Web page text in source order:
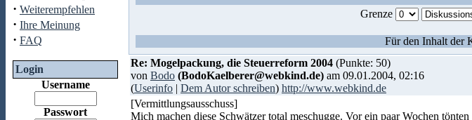
· Weiterempfehlen
· Ihre Meinung
· FAQ
Login
Username
Passwort
Grenze
Für den Inhalt der
Re: Mogelpackung, die Steuerreform 2004 (Punkte: 50)
von Bodo (BodoKaelberer@webkind.de) am 09.01.2004, 02:16
(Userinfo | Dem Autor schreiben) http://www.webkind.de
[Vermittlungsausschuss]
Mich machen diese Schwätzer total meschugge. Vor ein paar Wochen